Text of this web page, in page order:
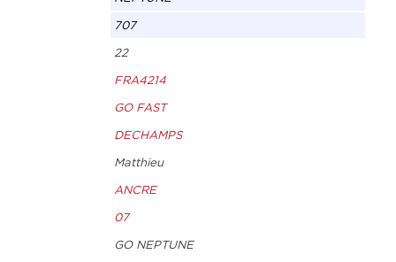
707
22
FRA4214
GO FAST
DECHAMPS
Matthieu
ANCRE
07
GO NEPTUNE